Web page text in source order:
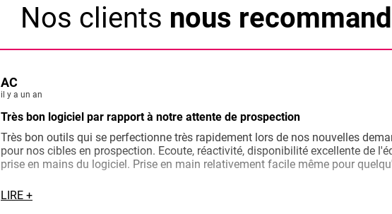
Nos clients nous
AC
il y a un an
Très bon logiciel par rapport à notre attente de prospection
Très bon outils qui se perfectionne très rapidement lors de nos nouvelles
pour nos cibles en prospection. Ecoute, réactivité, disponibilité excellente de
prise en mains du logiciel. Prise en main relativement facile même pour
LIRE +